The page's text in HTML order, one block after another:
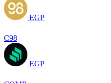
EGP
C98
EGP